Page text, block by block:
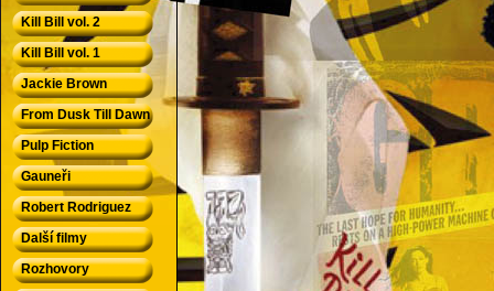
Kill Bill vol. 2
Kill Bill vol. 1
Jackie Brown
From Dusk Till Dawn
Pulp Fiction
Gauneři
Robert Rodriguez
Další filmy
Rozhovory